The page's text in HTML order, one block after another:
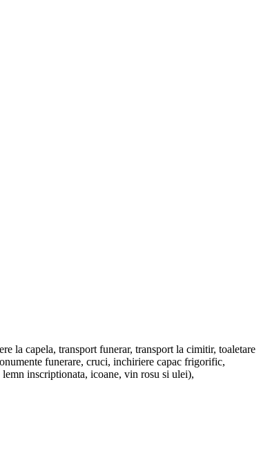
la capela, transport funerar, transport la cimitir, toaletare
funerare, cruci, inchiriere capac frigorific,
inscriptionata, icoane, vin rosu si ulei),